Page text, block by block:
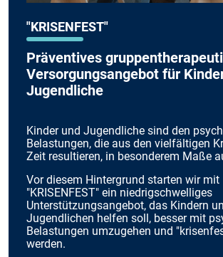
"KRISENFEST"
Präventives
Versorgungsangebot für
Jugendliche
Kinder und Jugendliche sind den
Belastungen, die aus den vielfältigen
Zeit resultieren, in besonderem Maße
Vor diesem Hintergrund starten wir mit
"KRISENFEST" ein niedrigschwelliges
Unterstützungsangebot, das Kindern
Jugendlichen helfen soll, besser mit
Belastungen umzugehen und
werden.